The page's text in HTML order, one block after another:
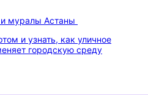
и муралы Астаны
и узнать, как уличное
городскую среду